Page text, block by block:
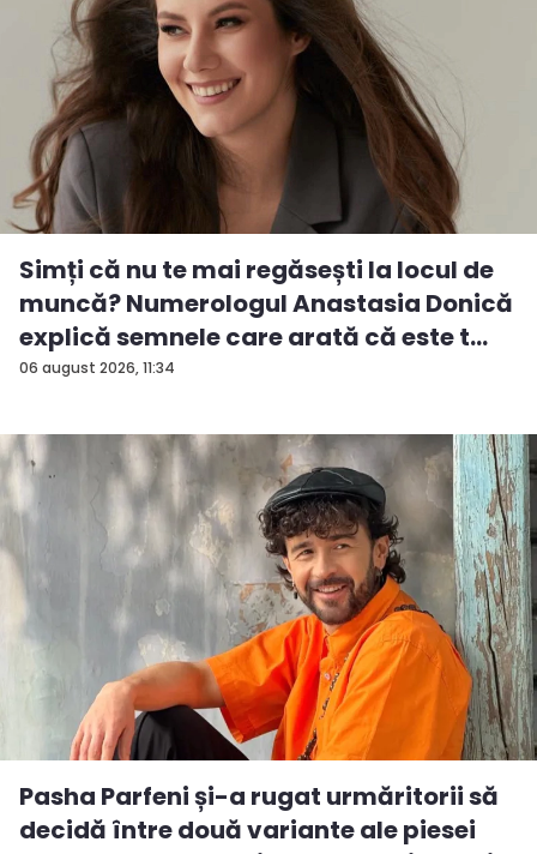
06 august 2026, 11:34
Simți că nu te mai regăsești la locul de
muncă? Numerologul Anastasia Donică
explică semnele care arată că este t...
Pasha Parfeni și-a rugat urmăritorii să
decidă între două variante ale piesei